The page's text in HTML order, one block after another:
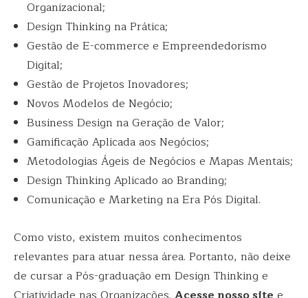
Organizacional;
Design Thinking na Prática;
Gestão de E-commerce e Empreendedorismo
Digital;
Gestão de Projetos Inovadores;
Novos Modelos de Negócio;
Business Design na Geração de Valor;
Gamificação Aplicada aos Negócios;
Metodologias Ágeis de Negócios e Mapas Mentais;
Design Thinking Aplicado ao Branding;
Comunicação e Marketing na Era Pós Digital.
Como visto, existem muitos conhecimentos
relevantes para atuar nessa área. Portanto, não deixe
de cursar a Pós-graduação em Design Thinking e